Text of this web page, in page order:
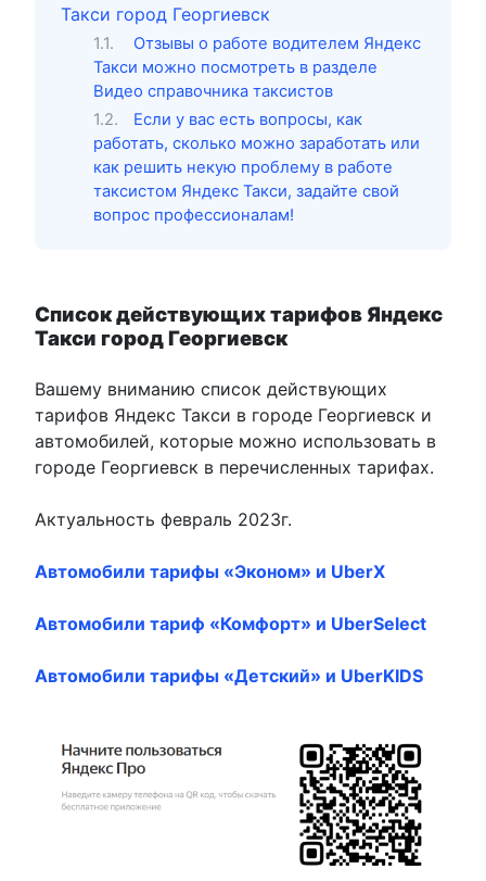
Такси город Георгиевск
Отзывы о работе водителем Яндекс
Такси можно посмотреть в разделе
Видео справочника таксистов
Если у вас есть вопросы, как
работать, сколько можно заработать или
как решить некую проблему в работе
таксистом Яндекс Такси, задайте свой
вопрос профессионалам!
Список действующих тарифов Яндекс
Такси город Георгиевск
Вашему вниманию список действующих
тарифов Яндекс Такси в городе Георгиевск и
автомобилей, которые можно использовать в
городе Георгиевск в перечисленных тарифах.
Актуальность февраль 2023г.
Автомобили тарифы «Эконом» и UberX
Автомобили тариф «Комфорт» и UberSelect
Автомобили тарифы «Детский» и UberKIDS